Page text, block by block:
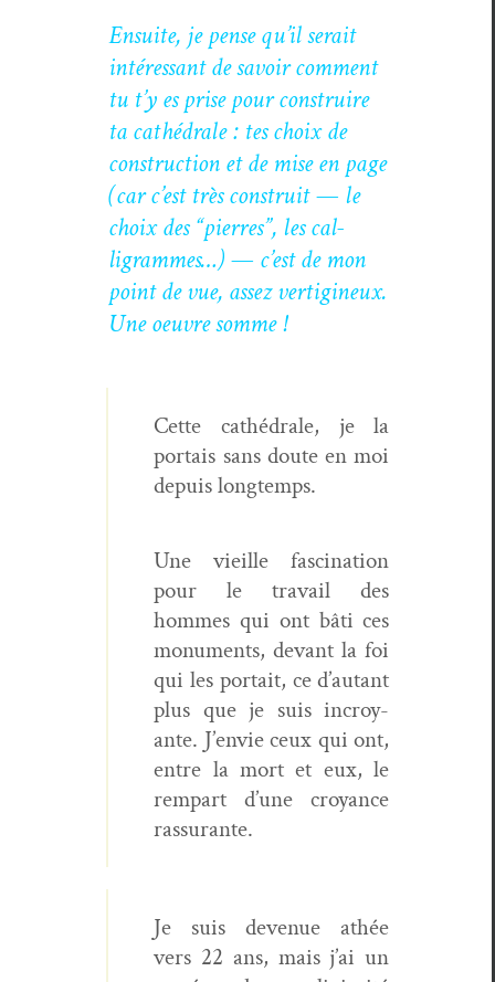
Ensuite, je pense qu’il serait
intéres­sant de savoir com­ment
tu t’y es prise pour con­stru­ire
ta cathé­drale : tes choix de
con­struc­tion et de mise en page
(car c’est très con­stru­it — le
choix des “pier­res”, les cal­
ligrammes…) — c’est de mon
point de vue, assez ver­tig­ineux.
Une oeu­vre somme !
Cette cathé­drale, je la
por­tais sans doute en moi
depuis longtemps.
Une vieille fas­ci­na­tion
pour le tra­vail des
hommes qui ont bâti ces
mon­u­ments, devant la foi
qui les por­tait, ce d’autant
plus que je suis incroy­
ante. J’envie ceux qui ont,
entre la mort et eux, le
rem­part d’une croy­ance
rassurante.
Je suis dev­enue athée
vers 22 ans, mais j’ai un